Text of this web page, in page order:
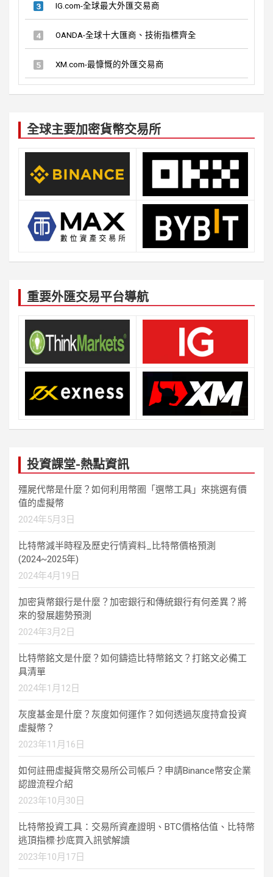
IG.com-全球最大外匯交易商
OANDA-全球十大匯商、技術指標齊全
XM.com-最慷慨的外匯交易商
全球主要加密貨幣交易所
重要外匯交易平台導航
投資課堂-熱點資訊
殭屍代幣是什麼？如何利用幣圈「選幣工具」來挑選有價
值的虛擬幣
2024年5月3日
比特幣減半時程及歷史行情資料_比特幣價格預測
(2024~2025年)
2024年4月19日
加密貨幣銀行是什麼？加密銀行和傳統銀行有何差異？將
來的發展趨勢預測
2024年3月2日
比特幣銘文是什麼？如何鑄造比特幣銘文？打銘文必備工
具清單
2024年1月12日
灰度基金是什麼？灰度如何運作？如何透過灰度持倉投資
虛擬幣？
2023年11月16日
如何註冊虛擬貨幣交易所公司帳戶？申請Binance幣安企業
認證流程介紹
2023年10月30日
比特幣投資工具：交易所資產證明、BTC價格估值、比特幣
逃頂指標·抄底買入訊號解讀
2023年10月17日